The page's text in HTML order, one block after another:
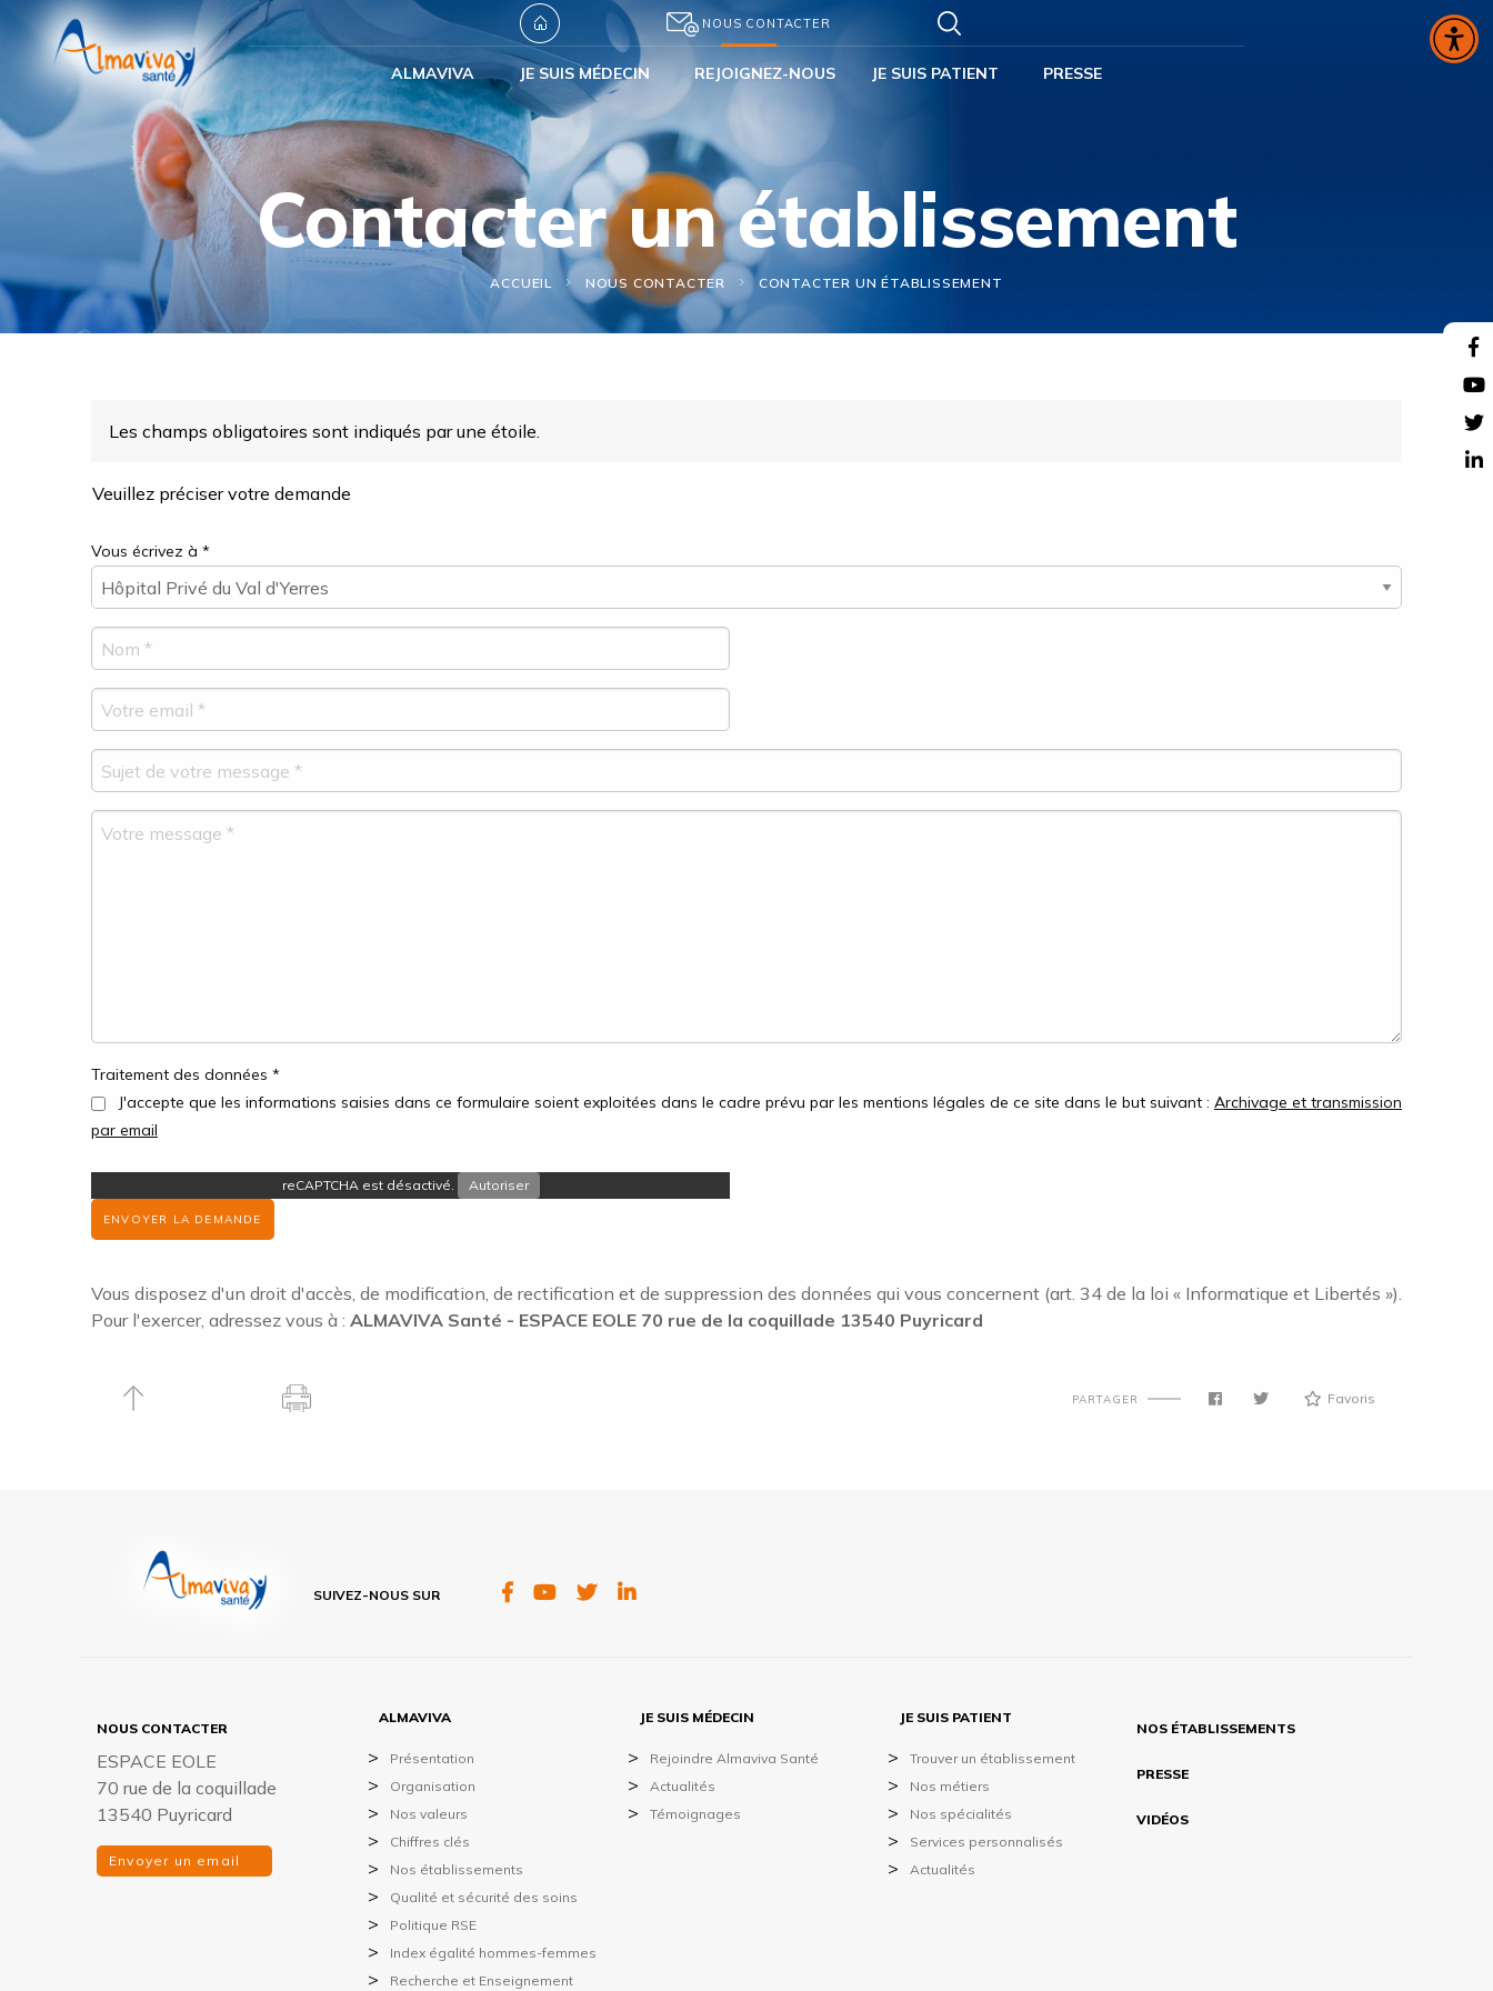
NOUS CONTACTER
ALMAVIVA JE SUIS MÉDECIN REJOIGNEZ-NOUS JE SUIS PATIENT PRESSE
Contacter un établissement
ACCUEIL NOUS CONTACTER CONTACTER UN ÉTABLISSEMENT
Les champs obligatoires sont indiqués par une étoile.
Veuillez préciser votre demande
Vous écrivez à *
Traitement des données *
J'accepte que les informations saisies dans ce formulaire soient exploitées dans le cadre prévu par les mentions légales de ce site dans le but suivant : Archivage et transmission
par email
reCAPTCHA est désactivé. Autoriser
ENVOYER LA DEMANDE
Vous disposez d'un droit d'accès, de modification, de rectification et de suppression des données qui vous concernent (art. 34 de la loi « Informatique et Libertés »).
Pour l'exercer, adressez vous à : ALMAVIVA Santé - ESPACE EOLE 70 rue de la coquillade 13540 Puyricard
PARTAGER Favoris
SUIVEZ-NOUS SUR FACEBOOKYOUTUBETWITTER
NOUS CONTACTER
ESPACE EOLE
70 rue de la coquillade
13540 Puyricard
Envoyer un email
ALMAVIVA
Présentation
Organisation
Nos valeurs
Chiffres clés
Nos établissements
Qualité et sécurité des soins
Politique RSE
Index égalité hommes-femmes
Recherche et Enseignement
JE SUIS MÉDECIN
Rejoindre Almaviva Santé
Actualités
Témoignages
JE SUIS PATIENT
Trouver un établissement
Nos métiers
Nos spécialités
Services personnalisés
Actualités
NOS ÉTABLISSEMENTS
PRESSE
VIDÉOS
Panneau de gestion des cookies